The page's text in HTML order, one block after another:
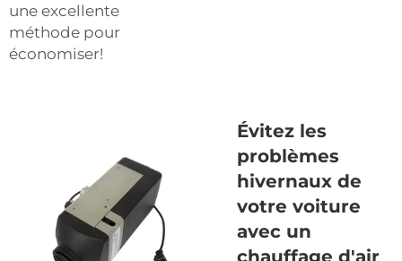
une excellente
méthode pour
économiser!
Évitez les
problèmes
hivernaux de
votre voiture
avec un
chauffage d'air